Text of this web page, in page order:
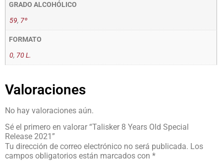
GRADO ALCOHÓLICO
59, 7º
FORMATO
0, 70 L.
Valoraciones
No hay valoraciones aún.
Sé el primero en valorar “Talisker 8 Years Old Special
Release 2021”
Tu dirección de correo electrónico no será publicada. Los
campos obligatorios están marcados con *